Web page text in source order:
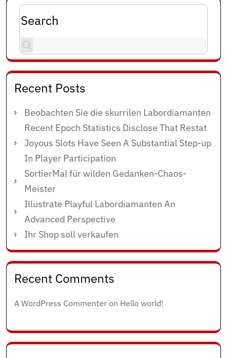
Search
Recent Posts
Beobachten Sie die skurrilen Labordiamanten
Recent Epoch Statistics Disclose That Restat
Joyous Slots Have Seen A Substantial Step-up
In Player Participation
SortierMal für wilden Gedanken-Chaos-
Meister
Illustrate Playful Labordiamanten An
Advanced Perspective
Ihr Shop soll verkaufen
Recent Comments
A WordPress Commenter on Hello world!